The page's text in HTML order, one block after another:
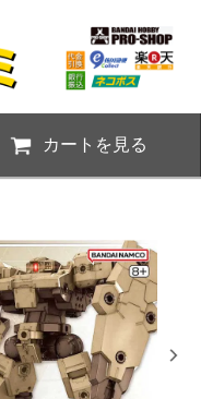
カートを見る